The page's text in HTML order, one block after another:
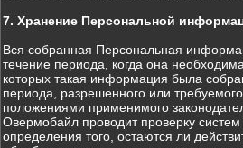
7. Хранение Персональной
Вся собранная Персональная
течение периода, когда она
которых такая информация была
периода, разрешенного или требуемого
положениями применимого
Овермобайл проводит проверку
определения того, остаются ли